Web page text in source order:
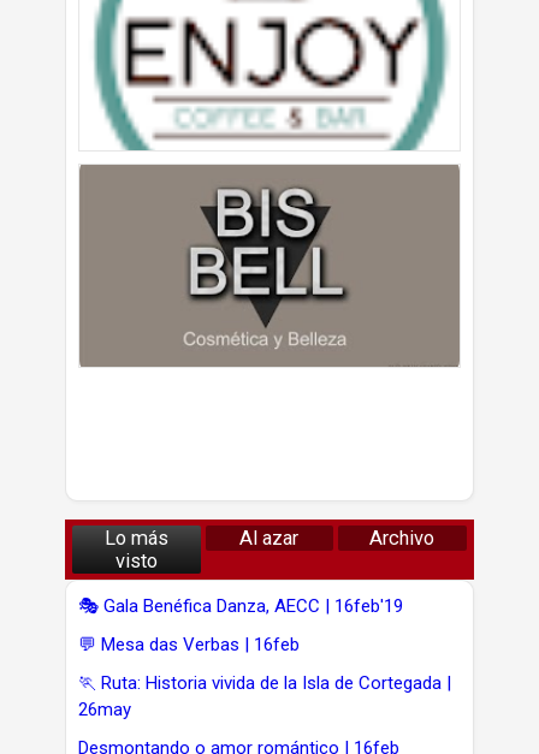
Lo más
visto
Al azar Archivo
🎭 Gala Benéfica Danza, AECC | 16feb'19
💬 Mesa das Verbas | 16feb
🏃 Ruta: Historia vivida de la Isla de Cortegada |
26may
Desmontando o amor romántico | 16feb